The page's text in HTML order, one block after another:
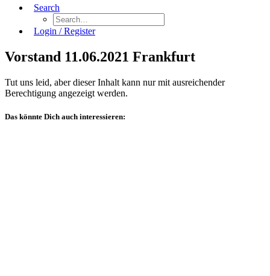
Search
Login / Register
Vorstand 11.06.2021 Frankfurt
Tut uns leid, aber dieser Inhalt kann nur mit ausreichender
Berechtigung angezeigt werden.
Das könnte Dich auch interessieren: